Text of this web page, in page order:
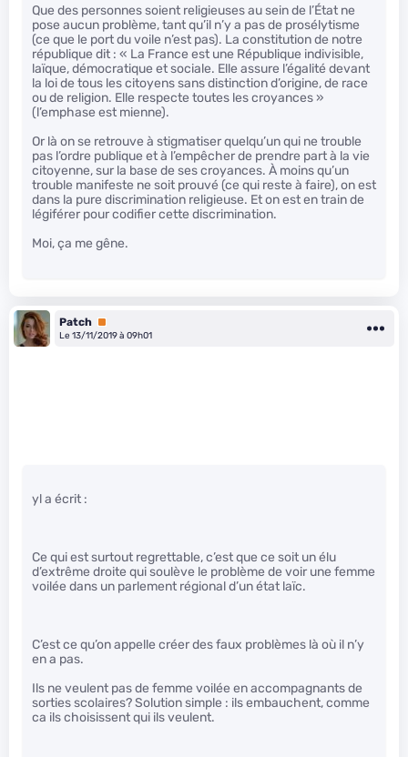
Que des personnes soient religieuses au sein de l’État ne
pose aucun problème, tant qu’il n’y a pas de prosélytisme
(ce que le port du voile n’est pas). La constitution de notre
république dit : « La France est une République indivisible,
laïque, démocratique et sociale. Elle assure l’égalité devant
la loi de tous les citoyens sans distinction d’origine, de race
ou de religion. Elle respecte toutes les croyances »
(l’emphase est mienne).
Or là on se retrouve à stigmatiser quelqu’un qui ne trouble
pas l’ordre publique et à l’empêcher de prendre part à la vie
citoyenne, sur la base de ses croyances. À moins qu’un
trouble manifeste ne soit prouvé (ce qui reste à faire), on est
dans la pure discrimination religieuse. Et on est en train de
légiférer pour codifier cette discrimination.
Moi, ça me gêne.
Patch Premium
Le 13/11/2019 à 09h01
yl a écrit :
Ce qui est surtout regrettable, c’est que ce soit un élu
d’extrême droite qui soulève le problème de voir une femme
voilée dans un parlement régional d’un état laïc.
C’est ce qu’on appelle créer des faux problèmes là où il n’y
en a pas.
Ils ne veulent pas de femme voilée en accompagnants de
sorties scolaires? Solution simple : ils embauchent, comme
ca ils choisissent qui ils veulent.